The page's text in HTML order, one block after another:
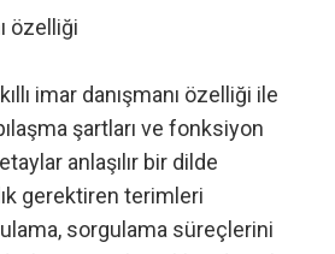
özelliği
imar danışmanı özelliği ile
şartları ve fonksiyon
anlaşılır bir dilde
gerektiren terimleri
sorgulama süreçlerini